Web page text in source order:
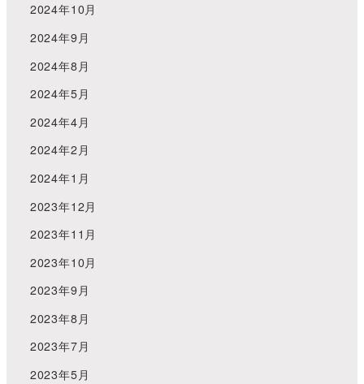
2024年10月
2024年9月
2024年8月
2024年5月
2024年4月
2024年2月
2024年1月
2023年12月
2023年11月
2023年10月
2023年9月
2023年8月
2023年7月
2023年5月